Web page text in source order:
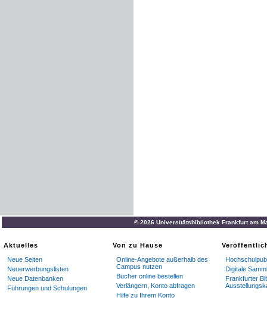
© 2026 Universitätsbibliothek Frankfurt am
Aktuelles
Neue Seiten
Neuerwerbungslisten
Neue Datenbanken
Führungen und Schulungen
Von zu Hause
Online-Angebote außerhalb des
Campus nutzen
Bücher online bestellen
Verlängern, Konto abfragen
Hilfe zu Ihrem Konto
Digitale
Frankfurter